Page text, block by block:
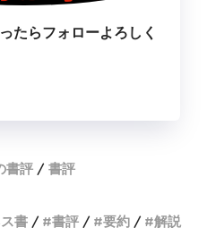
たらフォローよろしく
書評
書評
書 書評 要約 解説